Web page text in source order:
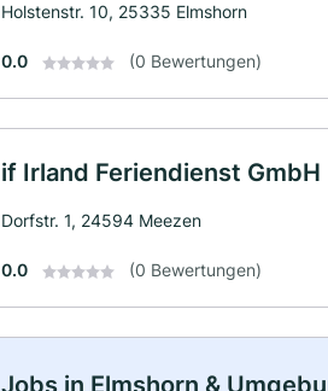
Holstenstr. 10, 25335 Elmshorn
0.0 (0 Bewertungen)
if Irland Feriendienst GmbH
Dorfstr. 1, 24594 Meezen
0.0 (0 Bewertungen)
Jobs in Elmshorn &